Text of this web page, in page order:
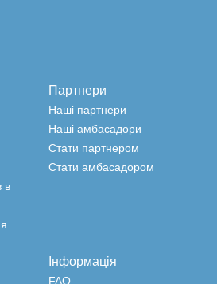
в
Партнери
Наші партнери
Наші амбасадори
Стати партнером
Стати амбасадором
Інформація
FAQ